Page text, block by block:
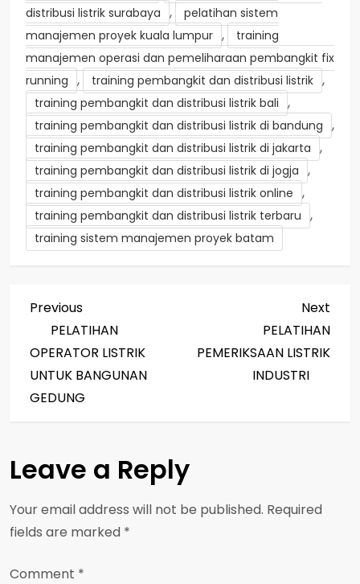
distribusi listrik surabaya ,
pelatihan sistem
manajemen proyek kuala lumpur ,
training
manajemen operasi dan pemeliharaan pembangkit fix
running , training pembangkit dan distribusi listrik ,
training pembangkit dan distribusi listrik bali ,
training pembangkit dan distribusi listrik di bandung ,
training pembangkit dan distribusi listrik di jakarta ,
training pembangkit dan distribusi listrik di jogja ,
training pembangkit dan distribusi listrik online ,
training pembangkit dan distribusi listrik terbaru ,
training sistem manajemen proyek batam
P
o
s
n
a
v
i
Previous
Post
Previous
PELATIHAN
OPERATOR LISTRIK
UNTUK BANGUNAN
GEDUNG
Post
Next
PELATIHAN
PEMERIKSAAN LISTRIK
INDUSTRI
Leave a Reply
Your email address will not be published. Required
fields are marked *
Comment *